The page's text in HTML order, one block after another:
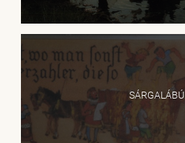
SÁRGALÁBÚ